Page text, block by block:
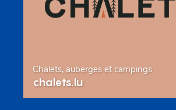
Chalets, auberges et campings
chalets.lu